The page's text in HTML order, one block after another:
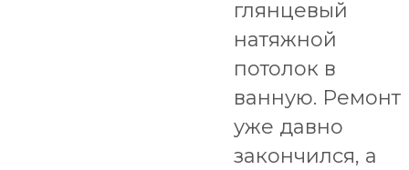
глянцевый
натяжной
потолок в
ванную. Ремонт
уже давно
закончился, а